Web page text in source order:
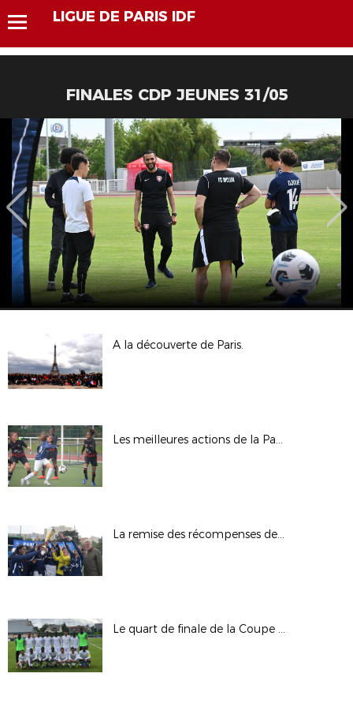
LIGUE DE PARIS IDF
FINALES CDP JEUNES 31/05
A la découverte de Paris.
Les meilleures actions de la Paris Ladies Cup en action.
La remise des récompenses de la Paris Ladies Cup.
Le quart de finale de la Coupe des Régions UEFA en images